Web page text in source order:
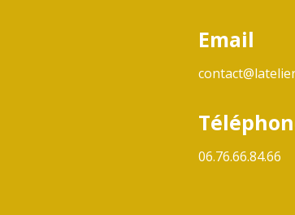
Email
06.76.66.84.66